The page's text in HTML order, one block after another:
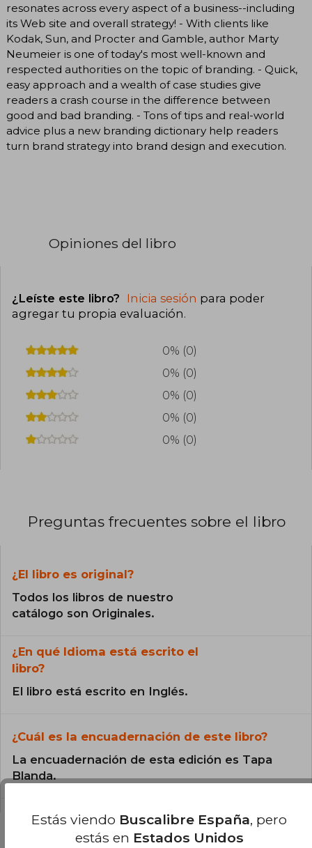
resonates across every aspect of a business--including
its Web site and overall strategy! - With clients like
Kodak, Sun, and Procter and Gamble, author Marty
Neumeier is one of today's most well-known and
respected authorities on the topic of branding. - Quick,
easy approach and a wealth of case studies give
readers a crash course in the difference between
good and bad branding. - Tons of tips and real-world
advice plus a new branding dictionary help readers
turn brand strategy into brand design and execution.
Opiniones del libro
¿Leíste este libro? Inicia sesión para poder
agregar tu propia evaluación.
0% (0)
0% (0)
0% (0)
0% (0)
0% (0)
Preguntas frecuentes sobre el libro
¿El libro es original?
Todos los libros de nuestro
catálogo son Originales.
¿En qué Idioma está escrito el
libro?
El libro está escrito en Inglés.
¿Cuál es la encuadernación de este libro?
La encuadernación de esta edición es Tapa
Blanda.
Estás viendo Buscalibre España, pero
estás en Estados Unidos